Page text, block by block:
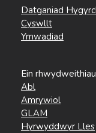
Datganiad
Cyswllt
Ymwadiad
Ein
Abl
Amrywiol
GLAM
Hyrwyddwyr Lles